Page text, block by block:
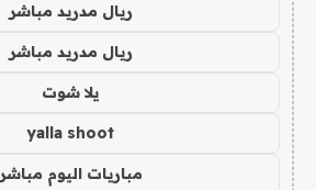
ريال مدريد مباشر
ريال مدريد مباشر
يلا شوت
yalla shoot
مباريات اليوم مباشر